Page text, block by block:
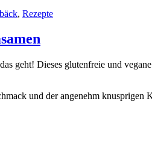
, Rezepte
geht! Dieses glutenfreie und
und der angenehm